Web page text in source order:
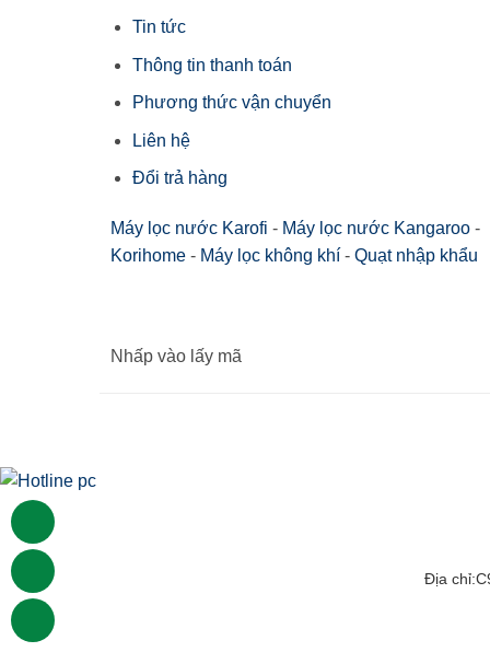
Tin tức
Thông tin thanh toán
Phương thức vận chuyển
Liên hệ
Đổi trả hàng
Máy lọc nước Karofi - Máy lọc nước Kangaroo-
Korihome- Máy lọc không khí- Quạt nhập khẩu
Nhấp vào lấy mã
Địa